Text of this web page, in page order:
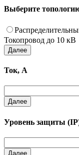
Выберите
Токопровод до 10 кВ
Далее
Ток, А
Далее
Уровень защиты
Далее